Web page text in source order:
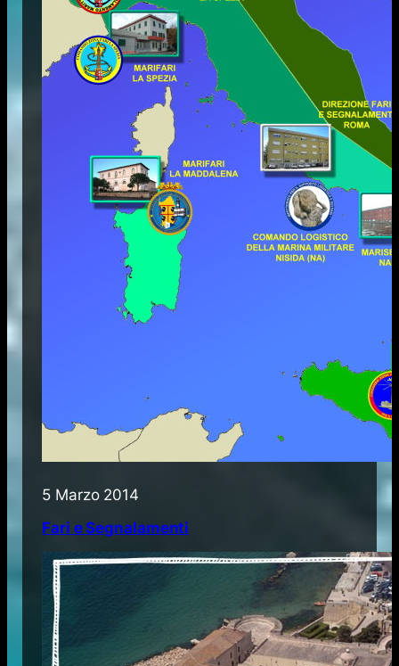
5 Marzo 2014
Fari e Segnalamenti